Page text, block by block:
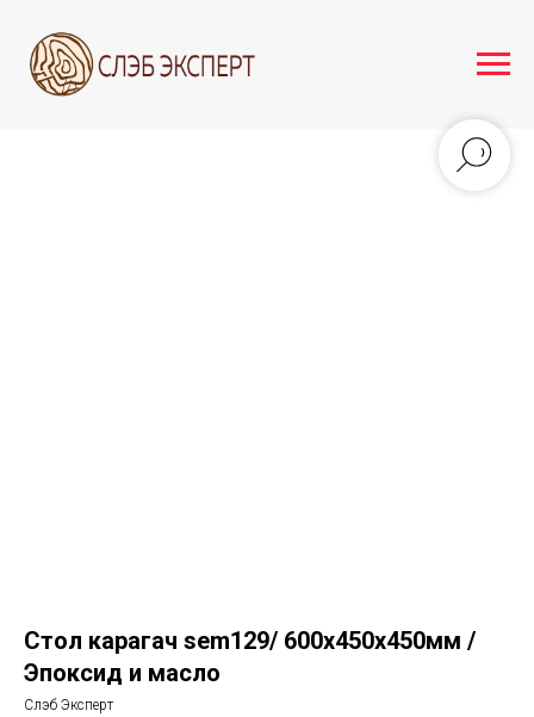
Стол карагач sem129/ 600х450х450мм /
Эпоксид и масло
Слэб Эксперт